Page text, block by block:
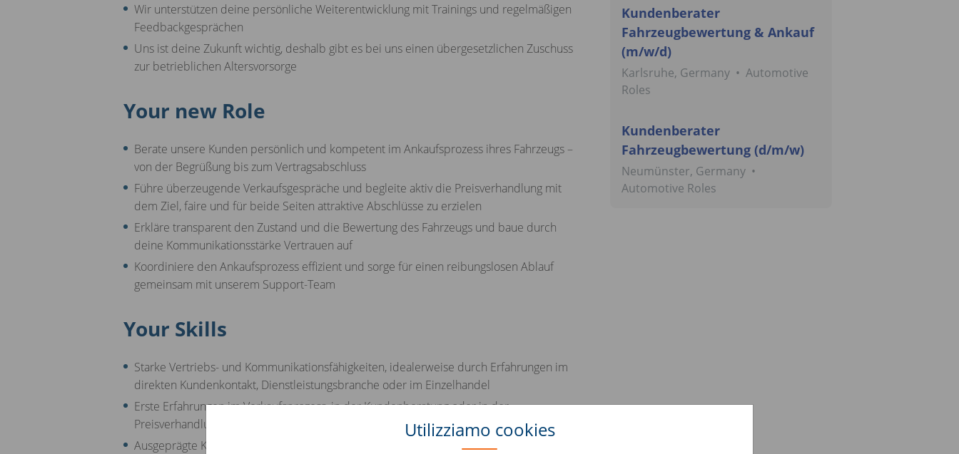
Utilizziamo cookies
Wir unterstützen deine persönliche Weiterentwicklung mit Trainings und regelmäßigen
Feedbackgesprächen
Uns ist deine Zukunft wichtig, deshalb gibt es bei uns einen übergesetzlichen Zuschuss
zur betrieblichen Altersvorsorge
Your new Role
Berate unsere Kunden persönlich und kompetent im Ankaufsprozess ihres Fahrzeugs –
von der Begrüßung bis zum Vertragsabschluss
Führe überzeugende Verkaufsgespräche und begleite aktiv die Preisverhandlung mit
dem Ziel, faire und für beide Seiten attraktive Abschlüsse zu erzielen
Erkläre transparent den Zustand und die Bewertung des Fahrzeugs und baue durch
deine Kommunikationsstärke Vertrauen auf
Koordiniere den Ankaufsprozess effizient und sorge für einen reibungslosen Ablauf
gemeinsam mit unserem Support-Team
Your Skills
Starke Vertriebs- und Kommunikationsfähigkeiten, idealerweise durch Erfahrungen im
direkten Kundenkontakt, Dienstleistungsbranche oder im Einzelhandel
Erste Erfahrungen im Verkaufsprozess, in der Kundenberatung oder in der
Preisverhandlungen und Verkaufsabschlüssen
Ausgeprägte Kundenorientierung, Begeisterung für den persönlichen Austausch sowie
Kundenberater
Fahrzeugbewertung & Ankauf
(m/w/d)
Karlsruhe, Germany • Automotive
Roles
Kundenberater
Fahrzeugbewertung (d/m/w)
Neumünster, Germany •
Automotive Roles